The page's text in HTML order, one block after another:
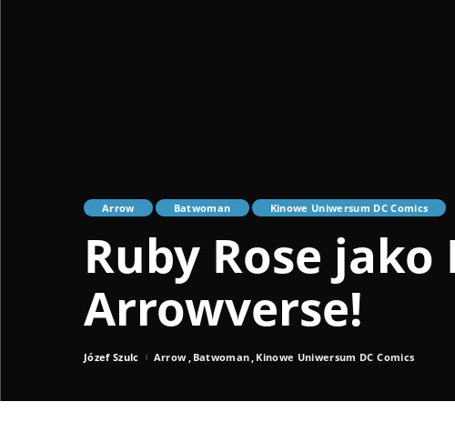
Arrow Batwoman Kinowe Uniwersum DC Comics
Ruby Rose
Arrowverse!
Posted
Józef Szulc Arrow Batwoman Kinowe Uniwersum DC Comics